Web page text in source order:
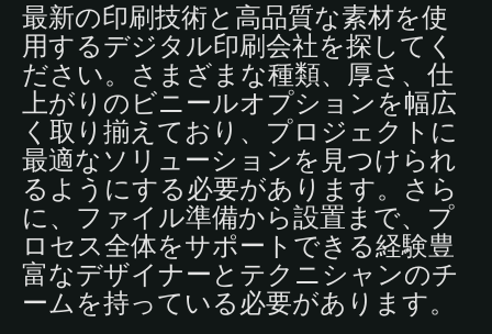
最新の印刷技術と高品質な素材を使
用するデジタル印刷会社を探してく
ださい。さまざまな種類、厚さ、仕
上がりのビニールオプションを幅広
く取り揃えており、プロジェクトに
最適なソリューションを見つけられ
るようにする必要があります。さら
に、ファイル準備から設置まで、プ
ロセス全体をサポートできる経験豊
富なデザイナーとテクニシャンのチ
ームを持っている必要があります。